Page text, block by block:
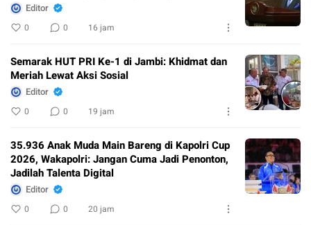
Editor
0 0 16 jam
Semarak HUT PRI Ke-1 di Jambi: Khidmat dan
Meriah Lewat Aksi Sosial
Editor
0 0 19 jam
35.936 Anak Muda Main Bareng di Kapolri Cup
2026, Wakapolri: Jangan Cuma Jadi Penonton,
Jadilah Talenta Digital
Editor
0 0 20 jam